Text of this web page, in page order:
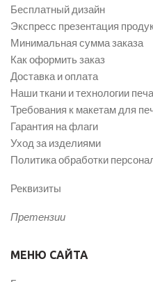
Бесплатный дизайн
Экспресс презентация
Минимальная сумма заказа
Как оформить заказ
Доставка и оплата
Наши ткани и технологии
Требования к макетам для
Гарантия на флаги
Уход за изделиями
Политика обработки
Реквизиты
Претензии
МЕНЮ САЙТА